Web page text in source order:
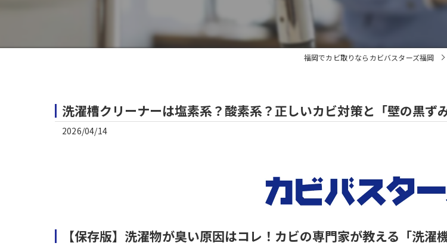
福岡でカビ取りならカビバスターズ福岡
洗濯槽クリーナーは塩素系？酸素系？正しいカビ対策と「壁の黒ず
2026/04/14
【保存版】洗濯物が臭い原因はコレ！カビの専門家が教える「洗濯